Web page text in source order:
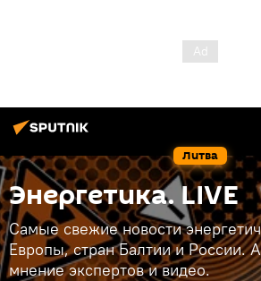
Литва
Энергетика. LIVE
Самые свежие новости
Европы, стран Балтии и России.
мнение экспертов и видео.